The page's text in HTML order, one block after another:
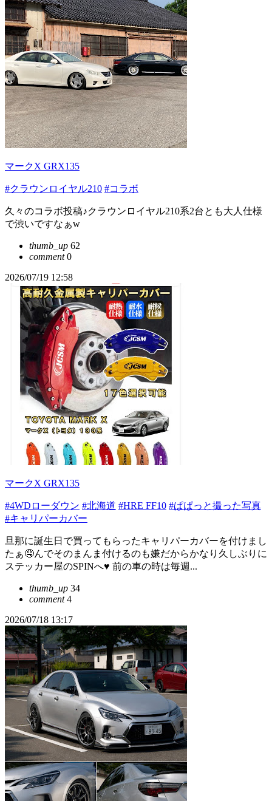
マークX GRX135
#クラウンロイヤル210 #コラボ
久々のコラボ投稿♪クラウンロイヤル210系2台とも大人仕様
で渋いですなぁw
thumb_up 62
comment0
2026/07/19 12:58
マークX GRX135
#4WDローダウン #北海道 #HRE FF10 #ぱぱっと撮った写真
#キャリパーカバー
旦那に誕生日で買ってもらったキャリパーカバーを付けまし
たぁ🤤んでそのまんま付けるのも嫌だからかなり久しぶりに
ステッカー屋のSPINへ♥️ 前の車の時は毎週...
thumb_up 34
comment4
2026/07/18 13:17